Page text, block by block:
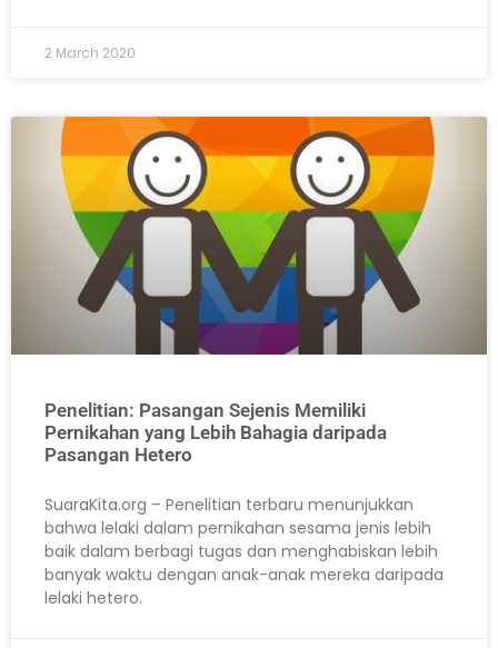
2 March 2020
Penelitian: Pasangan Sejenis Memiliki
Pernikahan yang Lebih Bahagia daripada
Pasangan Hetero
SuaraKita.org – Penelitian terbaru menunjukkan
bahwa lelaki dalam pernikahan sesama jenis lebih
baik dalam berbagi tugas dan menghabiskan lebih
banyak waktu dengan anak-anak mereka daripada
lelaki hetero.